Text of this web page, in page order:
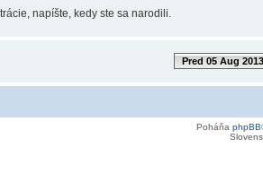
napíšte, kedy ste sa narodili.
Pred 05 Aug 2013
Poháňa phpBB